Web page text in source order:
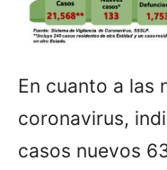
En cuanto a las
coronavirus,
casos nuevos